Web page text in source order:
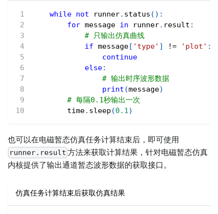
while not runner. status ( ) :
for message in runner. result :
# 只输出仿真曲线
if message[ 'type' ] != 'plot' :
continue
else:
# 输出时序波形数据
print (message)
# 每隔0.1秒输出一次
        time
. sleep (0.1)
也可以在电磁暂态仿真任务计算结束后，即可使用
runner.result 方法来获取计算结果，针对电磁暂态仿真
内核提供了输出通道暂态波形数据的获取接口。
仿真任务计算结束后获取仿真结果